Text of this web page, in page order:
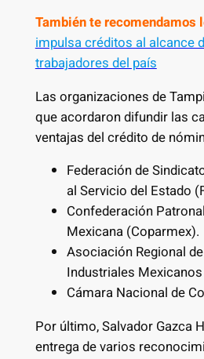
También te recomendamos
impulsa créditos al alcance
trabajadores del país
Las organizaciones de
que acordaron difundir las
ventajas del crédito de
Federación de
al Servicio del Estado
Confederación
Mexicana (Coparmex).
Asociación Regional
Industriales
Cámara Nacional de
Por último, Salvador Gazca
entrega de varios